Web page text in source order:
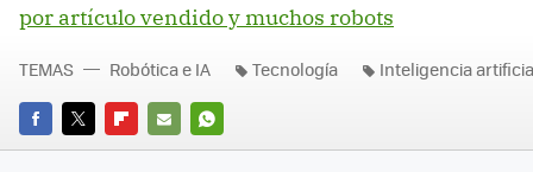
por artículo vendido y muchos robots
FACEBOOK
TWITTERFLIPBOARD
E-
WHATSAPP
TEMAS Robótica e IA Tecnología Inteligencia